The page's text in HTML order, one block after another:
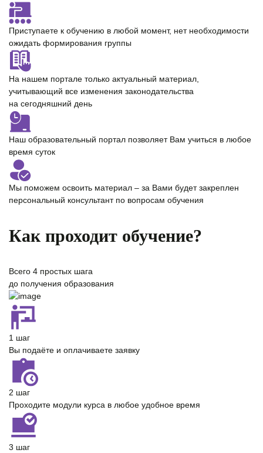
Приступаете к обучению в любой момент, нет необходимости
ожидать формирования группы
На нашем портале только актуальный материал
учитывающий все изменения законодательства
на сегодняшний день
Наш образовательный портал позволяет Вам учиться в любое
время суток
Мы поможем освоить материал – за Вами будет закреплен
персональный консультантпо вопросам обучения
Как проходит обучение?
Всего 4 простых шага
до получения образования
1 шаг
Вы подаёте и оплачиваете заявку
2 шаг
Проходите модули курса в любое удобное время
3 шаг